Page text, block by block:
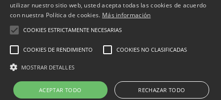
Inicio Compartir chollo Destacados
Cronológico
utilizar nuestro sitio web, usted acepta todas las cookies de acuerdo
con nuestra Política de cookies. Más información
COOKIES ESTRICTAMENTE NECESARIAS
COOKIES DE RENDIMIENTO COOKIES NO CLASIFICADAS
MOSTRAR DETALLES
ACEPTAR TODO RECHAZAR TODO